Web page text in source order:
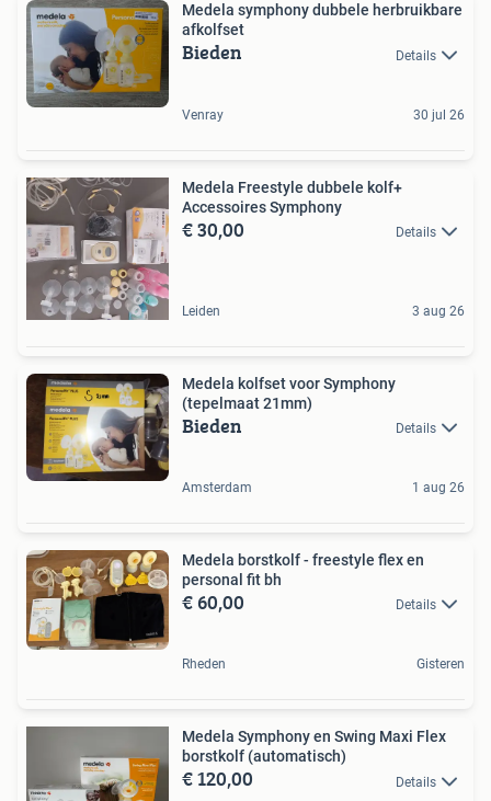
Medela symphony dubbele herbruikbare
afkolfset
Bieden Details
Venray 30 jul 26
Medela Freestyle dubbele kolf+
Accessoires Symphony
€ 30,00 Details
Leiden 3 aug 26
Medela kolfset voor Symphony
(tepelmaat 21mm)
Bieden Details
Amsterdam 1 aug 26
Medela borstkolf - freestyle flex en
personal fit bh
€ 60,00 Details
Rheden Gisteren
Medela Symphony en Swing Maxi Flex
borstkolf (automatisch)
€ 120,00 Details